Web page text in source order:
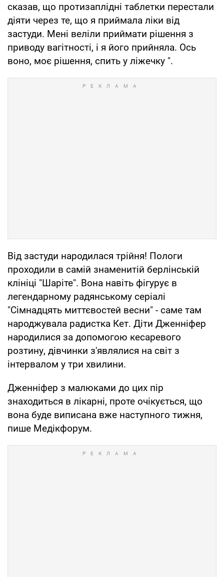
сказав, що протизаплідні таблетки перестали
діяти через те, що я приймала ліки від
застуди. Мені веліли приймати рішення з
приводу вагітності, і я його прийняла. Ось
воно, моє рішення, спить у ліжечку ".
Від застуди народилася трійня! Пологи
проходили в самій знаменитій берлінській
клініці "Шаріте". Вона навіть фігурує в
легендарному радянському серіалі
"Сімнадцять миттєвостей весни" - саме там
народжувала радистка Кет. Діти Дженніфер
народилися за допомогою кесаревого
розтину, дівчинки з'являлися на світ з
інтервалом у три хвилини.
Дженніфер з малюками до цих пір
знаходиться в лікарні, проте очікується, що
вона буде виписана вже наступного тижня,
пише Медікфорум.